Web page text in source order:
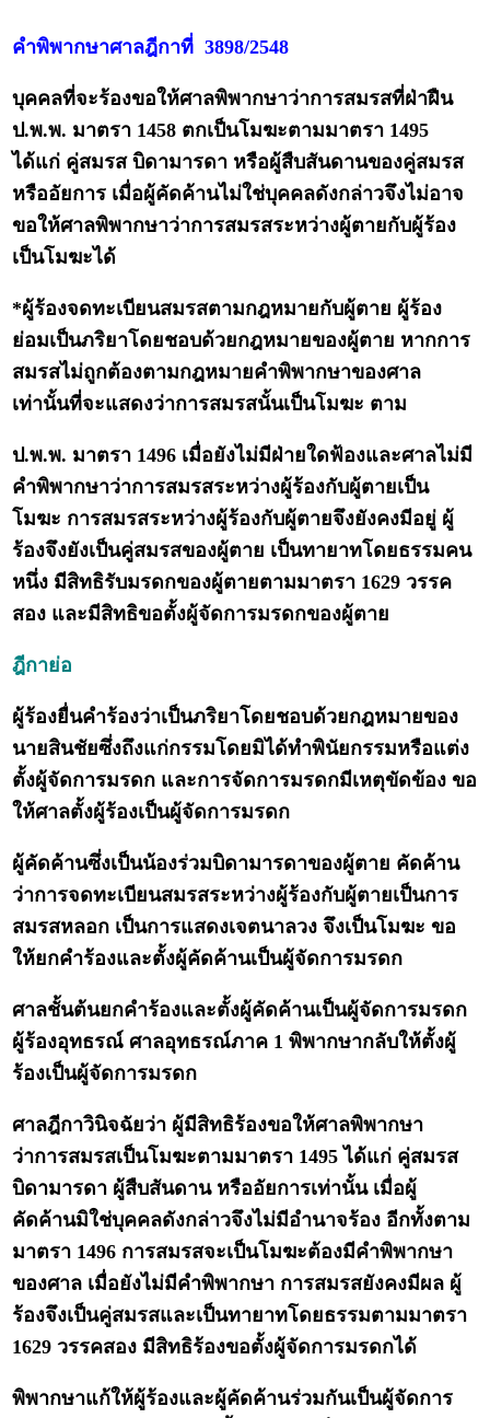
คำพิพากษาศาลฎีกาที่ 3898/2548
บุคคลที่จะร้องขอให้ศาลพิพากษาว่าการสมรสที่ฝ่าฝืน
ป.พ.พ. มาตรา 1458 ตกเป็นโมฆะตามมาตรา 1495
ได้แก่ คู่สมรส บิดามารดา หรือผู้สืบสันดานของคู่สมรส
หรืออัยการ เมื่อผู้คัดค้านไม่ใช่บุคคลดังกล่าวจึงไม่อาจ
ขอให้ศาลพิพากษาว่าการสมรสระหว่างผู้ตายกับผู้ร้อง
เป็นโมฆะได้
*ผู้ร้องจดทะเบียนสมรสตามกฎหมายกับผู้ตาย ผู้ร้อง
ย่อมเป็นภริยาโดยชอบด้วยกฎหมายของผู้ตาย หากการ
สมรสไม่ถูกต้องตามกฎหมายคำพิพากษาของศาล
เท่านั้นที่จะแสดงว่าการสมรสนั้นเป็นโมฆะ ตาม
ป.พ.พ. มาตรา 1496 เมื่อยังไม่มีฝ่ายใดฟ้องและศาลไม่มี
คำพิพากษาว่าการสมรสระหว่างผู้ร้องกับผู้ตายเป็น
โมฆะ การสมรสระหว่างผู้ร้องกับผู้ตายจึงยังคงมีอยู่ ผู้
ร้องจึงยังเป็นคู่สมรสของผู้ตาย เป็นทายาทโดยธรรมคน
หนึ่ง มีสิทธิรับมรดกของผู้ตายตามมาตรา 1629 วรรค
สอง และมีสิทธิขอตั้งผู้จัดการมรดกของผู้ตาย
ฎีกาย่อ
ผู้ร้องยื่นคำร้องว่าเป็นภริยาโดยชอบด้วยกฎหมายของ
นายสินชัยซึ่งถึงแก่กรรมโดยมิได้ทำพินัยกรรมหรือแต่ง
ตั้งผู้จัดการมรดก และการจัดการมรดกมีเหตุขัดข้อง ขอ
ให้ศาลตั้งผู้ร้องเป็นผู้จัดการมรดก
ผู้คัดค้านซึ่งเป็นน้องร่วมบิดามารดาของผู้ตาย คัดค้าน
ว่าการจดทะเบียนสมรสระหว่างผู้ร้องกับผู้ตายเป็นการ
สมรสหลอก เป็นการแสดงเจตนาลวง จึงเป็นโมฆะ ขอ
ให้ยกคำร้องและตั้งผู้คัดค้านเป็นผู้จัดการมรดก
ศาลชั้นต้นยกคำร้องและตั้งผู้คัดค้านเป็นผู้จัดการมรดก
ผู้ร้องอุทธรณ์ ศาลอุทธรณ์ภาค 1 พิพากษากลับให้ตั้งผู้
ร้องเป็นผู้จัดการมรดก
ศาลฎีกาวินิจฉัยว่า ผู้มีสิทธิร้องขอให้ศาลพิพากษา
ว่าการสมรสเป็นโมฆะตามมาตรา 1495 ได้แก่ คู่สมรส
บิดามารดา ผู้สืบสันดาน หรืออัยการเท่านั้น เมื่อผู้
คัดค้านมิใช่บุคคลดังกล่าวจึงไม่มีอำนาจร้อง อีกทั้งตาม
มาตรา 1496 การสมรสจะเป็นโมฆะต้องมีคำพิพากษา
ของศาล เมื่อยังไม่มีคำพิพากษา การสมรสยังคงมีผล ผู้
ร้องจึงเป็นคู่สมรสและเป็นทายาทโดยธรรมตามมาตรา
1629 วรรคสอง มีสิทธิร้องขอตั้งผู้จัดการมรดกได้
พิพากษาแก้ให้ผู้ร้องและผู้คัดค้านร่วมกันเป็นผู้จัดการ